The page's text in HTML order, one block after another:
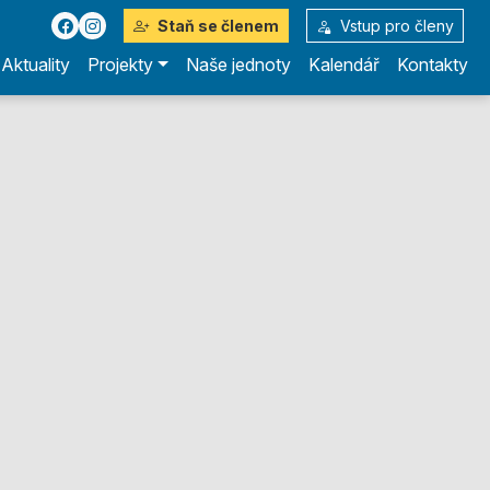
Staň se členem Vstup pro členy
Aktuality Projekty Naše jednoty Kalendář Kontakty